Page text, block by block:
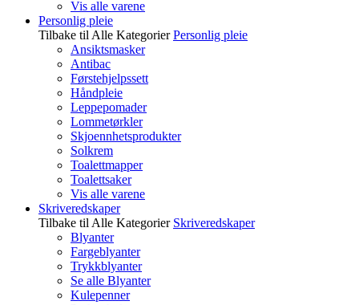
Vis alle varene
Personlig pleie
Tilbake til Alle Kategorier Personlig pleie
Ansiktsmasker
Antibac
Førstehjelpssett
Håndpleie
Leppepomader
Lommetørkler
Skjoennhetsprodukter
Solkrem
Toalettmapper
Toalettsaker
Vis alle varene
Skriveredskaper
Tilbake til Alle Kategorier Skriveredskaper
Blyanter
Fargeblyanter
Trykkblyanter
Se alle Blyanter
Kulepenner